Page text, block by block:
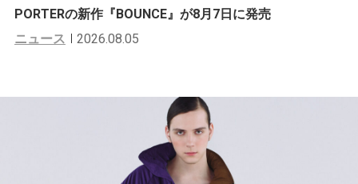
PORTERの新作『BOUNCE』が8月7日に発売
ニュース
2026.08.05